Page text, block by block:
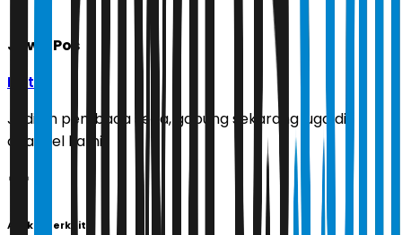
Jawa Pos
Ikuti
Jadilah pembaca setia, gabung sekarang juga di
channel kami!
Artikel Terkait